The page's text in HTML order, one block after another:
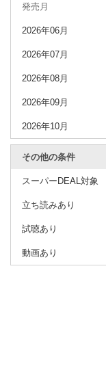
発売月
2026年06月
2026年07月
2026年08月
2026年09月
2026年10月
その他の条件
スーパーDEAL対象
立ち読みあり
試聴あり
動画あり